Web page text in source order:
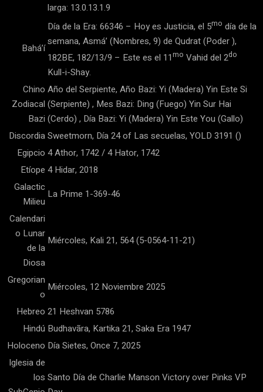
larga: 13.0.13.1.9
Bahá’í
Día de la Era: 66346 – Hoy es Justicia, el 5mo día de la
semana, Asmá’ (Nombres, 9) de Qudrat (Poder ),
182BE, 182/13/9 – Este es el 11mo Vahid del 2do
Kull-i-Shay.
Chino
Zodiacal
Bazi
Año del Serpiente, Año Bazi: Yi (Madera) Yin Este Si
(Serpiente) , Mes Bazi: Ding (Fuego) Yin Sur Hai
(Cerdo) , Día Bazi: Yi (Madera) Yin Este You (Gallo)
DiscordiaSweetmorn, Día 24 of Las secuelas, YOLD 3191 ()
Egipcio 4 Athor, 1742 / 4 Hator, 1742
Etíope 4 Hidar, 2018
Galactic
Milieu
La Prime 1-369-46
Calendari
o Lunar
de la
Diosa
Miércoles, Kali 21, 564 (5-0564-11-21)
Gregorian
o
Miércoles, 12 Noviembre 2025
Hebreo 21 Heshvan 5786
Hindú Budhavãra, Kartika 21, Saka Era 1947
Holoceno Día Sietes, Once 7, 2025
Iglesia de
los Santo Día de Charlie Manson Victory over Pinks VP